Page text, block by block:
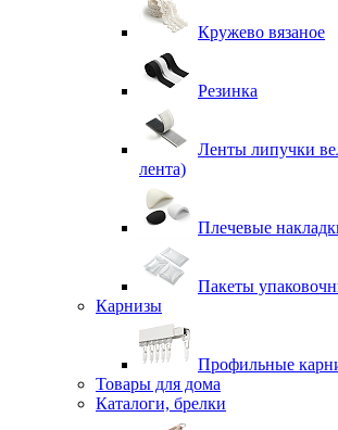
Кружево вязаное
Резинка
Ленты липучки
лента)
Плечевые
Пакеты
Карнизы
Профильные
Товары для дома
Каталоги, брелки